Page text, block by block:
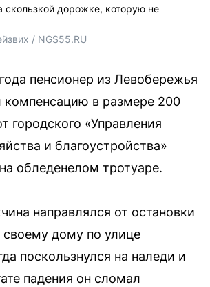
скользкой дорожке, которую не
/ NGS55.RU
пенсионер из Левобережья
компенсацию в размере 200
городского «Управления
и благоустройства»
обледенелом тротуаре.
направлялся от остановки
дому по улице
поскользнулся на наледи и
падения он сломал